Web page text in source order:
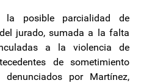
la posible parcialidad de
jurado, sumada a la falta
a la violencia de
de sometimiento
por Martínez,